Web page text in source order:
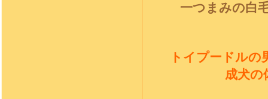
一つまみの白
トイプードルの
成犬の